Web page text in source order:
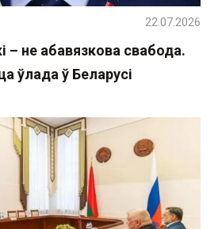
– не абавязкова свабода.
ўлада ў Беларусі
22.07.2026